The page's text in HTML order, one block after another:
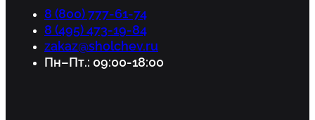
8 (800) 777-61-74
8 (495) 473-19-84
zakaz@sholchev.ru
Пн–Пт.: 09:00-18:00